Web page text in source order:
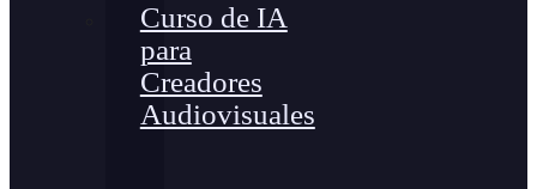
Curso de IA
para
Creadores
Audiovisuales